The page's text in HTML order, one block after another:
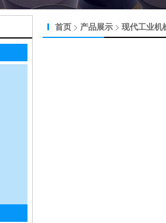
首页 产品展示 现代工业机